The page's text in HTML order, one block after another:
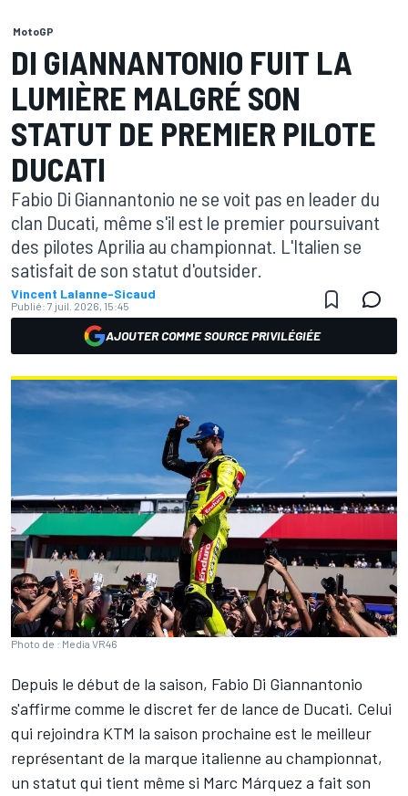
MotoGP
DI GIANNANTONIO FUIT LA
LUMIÈRE MALGRÉ SON
STATUT DE PREMIER PILOTE
DUCATI
Fabio Di Giannantonio ne se voit pas en leader du
clan Ducati, même s'il est le premier poursuivant
des pilotes Aprilia au championnat. L'Italien se
satisfait de son statut d'outsider.
Vincent Lalanne-Sicaud
Publié: 7 juil. 2026, 15:45
AJOUTER COMME SOURCE PRIVILÉGIÉE
Photo de : Media VR46
Depuis le début de la saison, Fabio Di Giannantonio
s'affirme comme le discret fer de lance de Ducati. Celui
qui rejoindra KTM la saison prochaine est le meilleur
représentant de la marque italienne au championnat,
un statut qui tient même si Marc Márquez a fait son